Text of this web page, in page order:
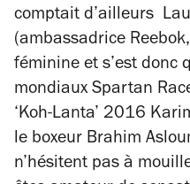
comptait d’ailleurs
(ambassadrice
féminine et s’est donc
mondiaux Spartan
‘Koh-Lanta’ 2016
le boxeur Brahim
n’hésitent pas à